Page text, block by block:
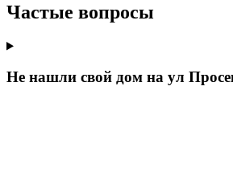
Частые вопросы
Не нашли свой дом на ул